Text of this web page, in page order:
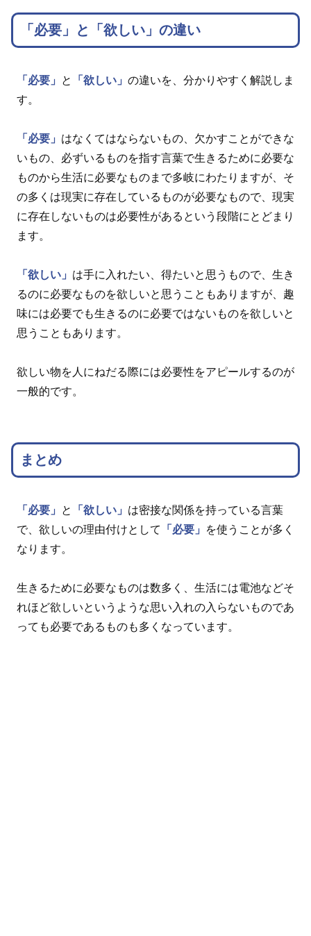
「必要」と「欲しい」の違い
「必要」 と 「欲しい」 の違いを、分かりやすく解説しま
す。
「必要」 はなくてはならないもの、欠かすことができな
いもの、必ずいるものを指す言葉で生きるために必要な
ものから生活に必要なものまで多岐にわたりますが、そ
の多くは現実に存在しているものが必要なもので、現実
に存在しないものは必要性があるという段階にとどまり
ます。
「欲しい」 は手に入れたい、得たいと思うもので、生き
るのに必要なものを欲しいと思うこともありますが、趣
味には必要でも生きるのに必要ではないものを欲しいと
思うこともあります。
欲しい物を人にねだる際には必要性をアピールするのが
一般的です。
まとめ
「必要」 と 「欲しい」 は密接な関係を持っている言葉
で、欲しいの理由付けとして
「必要」
を使うことが多く
なります。
生きるために必要なものは数多く、生活には電池などそ
れほど欲しいというような思い入れの入らないものであ
っても必要であるものも多くなっています。